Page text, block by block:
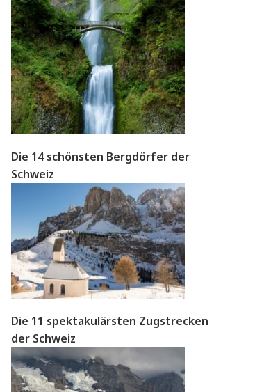
Die 14 schönsten Bergdörfer der
Schweiz
Die 11 spektakulärsten Zugstrecken
der Schweiz